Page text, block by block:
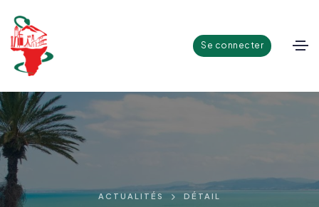
Se connecter
ACTUALITÉS DÉTAIL